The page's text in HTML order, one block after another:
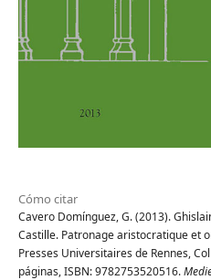
Cómo citar
Cavero Domínguez, G. (2013).
Castille. Patronage aristocratique et
Presses Universitaires de Rennes,
páginas, ISBN: 9782753520516.